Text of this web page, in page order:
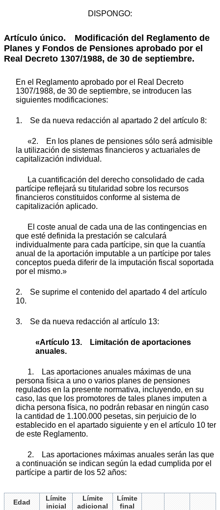
DISPONGO:
Artículo único. Modificación del Reglamento de
Planes y Fondos de Pensiones aprobado por el
Real Decreto 1307/1988, de 30 de septiembre.
En el Reglamento aprobado por el Real Decreto
1307/1988, de 30 de septiembre, se introducen las
siguientes modificaciones:
1. Se da nueva redacción al apartado 2 del artículo 8:
«2. En los planes de pensiones sólo será admisible
la utilización de sistemas financieros y actuariales de
capitalización individual.
La cuantificación del derecho consolidado de cada
partícipe reflejará su titularidad sobre los recursos
financieros constituidos conforme al sistema de
capitalización aplicado.
El coste anual de cada una de las contingencias en
que esté definida la prestación se calculará
individualmente para cada partícipe, sin que la cuantía
anual de la aportación imputable a un partícipe por tales
conceptos pueda diferir de la imputación fiscal soportada
por el mismo.»
2. Se suprime el contenido del apartado 4 del artículo
10.
3. Se da nueva redacción al artículo 13:
«Artículo 13. Limitación de aportaciones
anuales.
1. Las aportaciones anuales máximas de una
persona física a uno o varios planes de pensiones
regulados en la presente normativa, incluyendo, en su
caso, las que los promotores de tales planes imputen a
dicha persona física, no podrán rebasar en ningún caso
la cantidad de 1.100.000 pesetas, sin perjuicio de lo
establecido en el apartado siguiente y en el artículo 10 ter
de este Reglamento.
2. Las aportaciones máximas anuales serán las que
a continuación se indican según la edad cumplida por el
partícipe a partir de los 52 años:
Edad
Límite
inicial
Límite
adicional
Límite
final